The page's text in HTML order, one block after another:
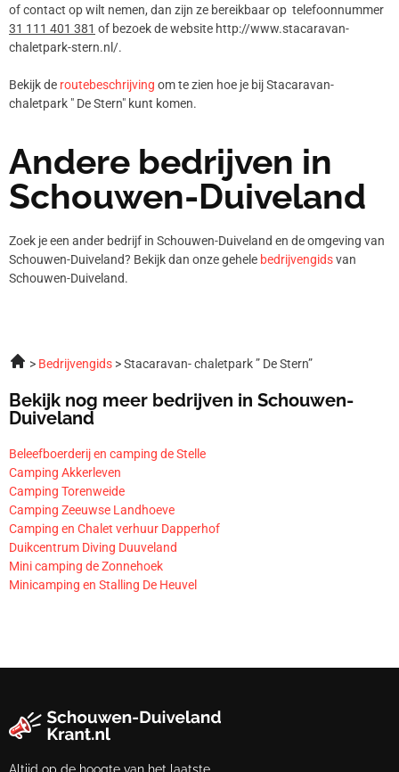
of contact op wilt nemen, dan zijn ze bereikbaar op telefoonnummer
31 111 401 381 of bezoek de website http://www.stacaravan-
chaletpark-stern.nl/.
Bekijk de routebeschrijving om te zien hoe je bij Stacaravan-
chaletpark " De Stern" kunt komen.
Andere bedrijven in
Schouwen-Duiveland
Zoek je een ander bedrijf in Schouwen-Duiveland en de omgeving van
Schouwen-Duiveland? Bekijk dan onze gehele bedrijvengidsvan
Schouwen-Duiveland.
Bedrijvengids Stacaravan- chaletpark ” De Stern”
Bekijk nog meer bedrijven in Schouwen-
Duiveland
Beleefboerderij en camping de Stelle
Camping Akkerleven
Camping Torenweide
Camping Zeeuwse Landhoeve
Camping en Chalet verhuur Dapperhof
Duikcentrum Diving Duuveland
Mini camping de Zonnehoek
Minicamping en Stalling De Heuvel